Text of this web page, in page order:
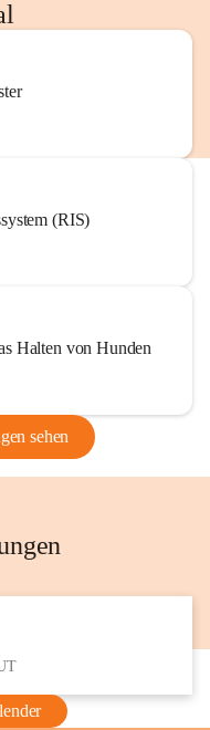
(RIS)
Halten von Hunden
sehen